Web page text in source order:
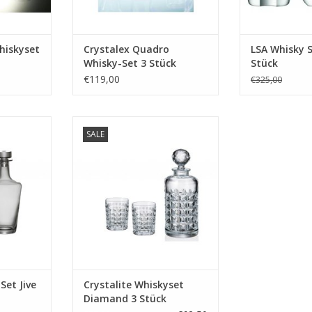
Böhmen.
MEHR INFO
Crystalex Quadro
Whisky-Set 3 Stück
€119,00
LSA Whisky
Stück
€325,00
Jive
SALEbestehend aus 1 Whisky-
Dekanter Diamand mit einem
Fassungsvermögen von 700ml
und 2 Whiskygläsern mit einem
Fassungsvermögen von 230ml.
MEHR INFO
Crystalite Whiskyset
Diamand 3 Stück